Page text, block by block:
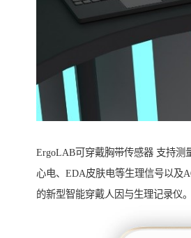
ErgoLAB可穿戴胸带传感器 支持测
心电、EDA皮肤电等生理信号以及
的新型智能穿戴人因与生理记录仪。